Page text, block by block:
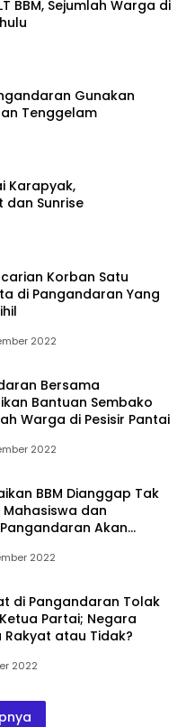
BBM, Sejumlah Warga di
Gunakan
Tenggelam
Karapyak,
dan Sunrise
Korban Satu
di Pangandaran Yang
2022
Bersama
Bantuan Sembako
Warga di Pesisir Pantai
2022
BBM Dianggap Tak
Mahasiswa dan
Akan
2022
di Pangandaran Tolak
Partai; Negara
Rakyat atau Tidak?
2022